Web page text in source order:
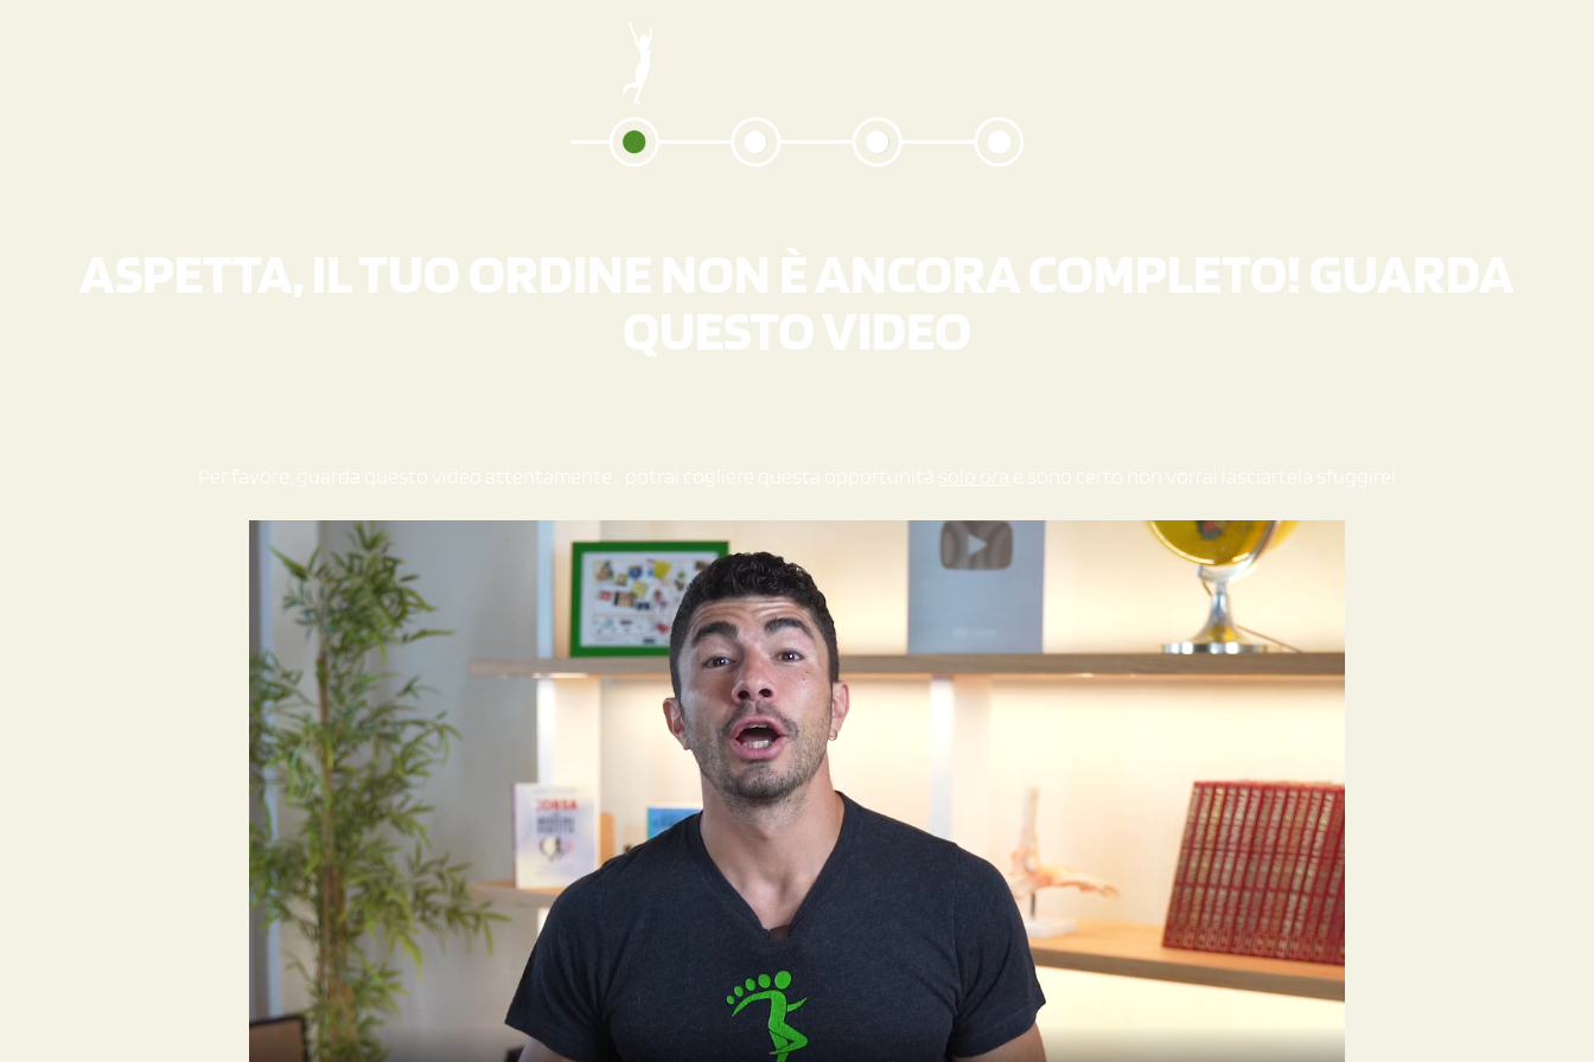
ASPETTA, IL TUO ORDINE NON È ANCORA COMPLETO! GUARDA
QUESTO VIDEO
Per favore, guarda questo video attentamente… potrai cogliere questa opportunità solo ora e sono certo non vorrai lasciartela sfuggire!